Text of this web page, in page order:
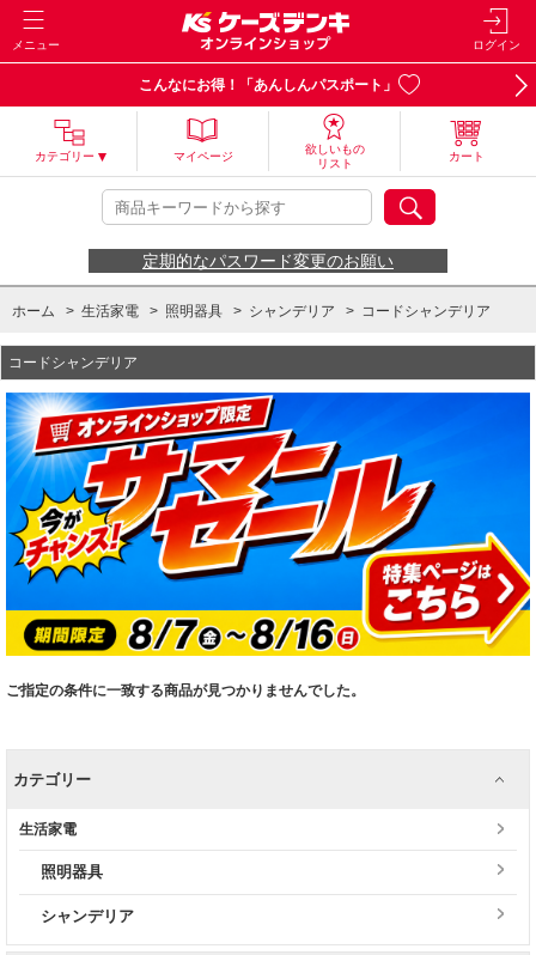
メニュー ログイン
こんなにお得！「あんしんパスポート」
カテゴリー マイページ
欲しいもの
リスト
カート
定期的なパスワード変更のお願い
ホーム > 生活家電 > 照明器具 > シャンデリア > コードシャンデリア
コードシャンデリア
ご指定の条件に一致する商品が見つかりませんでした。
カテゴリー
生活家電
照明器具
シャンデリア